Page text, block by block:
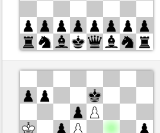
Wit
Anonymous
Speelduur: 5 minutes/side + 5 seconds/